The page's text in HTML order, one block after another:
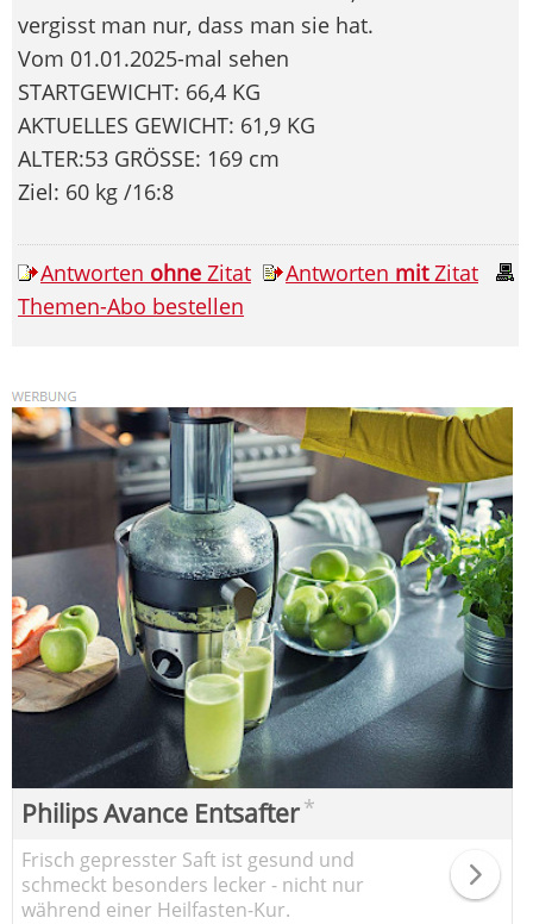
vergisst man nur, dass man sie hat.
Vom 01.01.2025-mal sehen
STARTGEWICHT: 66,4 KG
AKTUELLES GEWICHT: 61,9 KG
ALTER:53 GRÖSSE: 169 cm
Ziel: 60 kg /16:8
Antworten ohne Zitat Antworten mitZitat
Themen-Abo bestellen
Philips Avance Entsafter*
Frisch gepresster Saft ist gesund und
schmeckt besonders lecker - nicht nur
während einer Heilfasten-Kur.